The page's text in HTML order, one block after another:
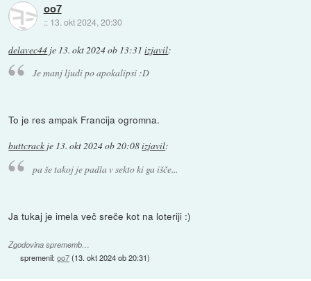
oo7
:: 13. okt 2024, 20:30
delavec44 je 13. okt 2024 ob 13:31 izjavil:
Je manj ljudi po apokalipsi :D
To je res ampak Francija ogromna.
buttcrack je 13. okt 2024 ob 20:08izjavil:
pa še takoj je padla v sekto ki ga išče...
Ja tukaj je imela več sreče kot na loteriji :)
Zgodovina sprememb…
spremenil:oo7(13. okt 2024 ob 20:31)